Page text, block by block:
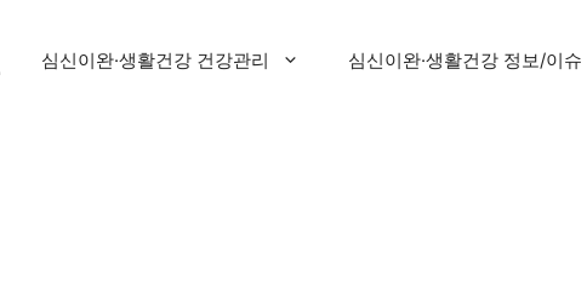
심신이완·생활건강 건강관리 심신이완·생활건강 정보/이슈